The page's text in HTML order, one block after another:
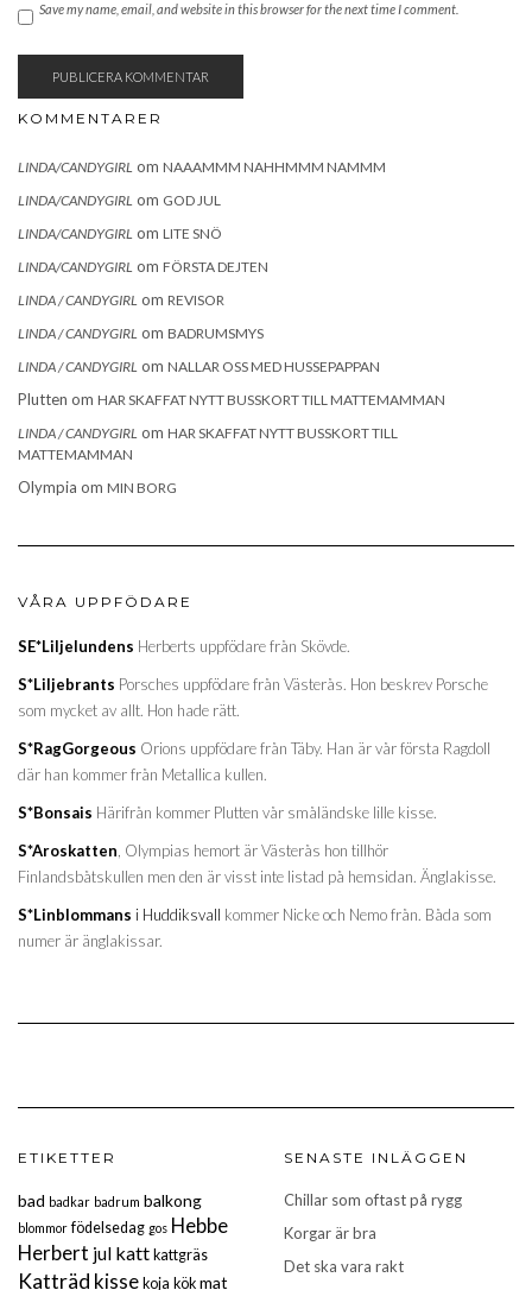
Save my name, email, and website in this browser for the next time I comment.
KOMMENTARER
LINDA/CANDYGIRL om NAAAMMM NAHHMMM NAMMM
LINDA/CANDYGIRL om GOD JUL
LINDA/CANDYGIRL om LITE SNÖ
LINDA/CANDYGIRL om FÖRSTA DEJTEN
LINDA / CANDYGIRL om REVISOR
LINDA / CANDYGIRL om BADRUMSMYS
LINDA / CANDYGIRL om NALLAR OSS MED HUSSEPAPPAN
Plutten om HAR SKAFFAT NYTT BUSSKORT TILL MATTEMAMMAN
LINDA / CANDYGIRL om HAR SKAFFAT NYTT BUSSKORT TILL
MATTEMAMMAN
Olympia om MIN BORG
VÅRA UPPFÖDARE
SE*Liljelundens Herberts uppfödare från Skövde.
S*Liljebrants Porsches uppfödare från Västerås. Hon beskrev Porsche
som mycket av allt. Hon hade rätt.
S*RagGorgeous Orions uppfödare från Täby. Han är vår första Ragdoll
där han kommer från Metallica kullen.
S*Bonsais Härifrån kommer Plutten vår småländske lille kisse.
S*Aroskatten, Olympias hemort är Västerås hon tillhör
Finlandsbåtskullen men den är visst inte listad på hemsidan. Änglakisse.
S*Linblommans i Huddiksvall kommer Nicke och Nemo från. Båda som
numer är änglakissar.
ETIKETTER
bad badkar badrum balkong
blommor födelsedag gos Hebbe
Herbert jul katt kattgräs
Katträd kisse koja kök mat
SENASTE INLÄGGEN
Chillar som oftast på rygg
Korgar är bra
Det ska vara rakt